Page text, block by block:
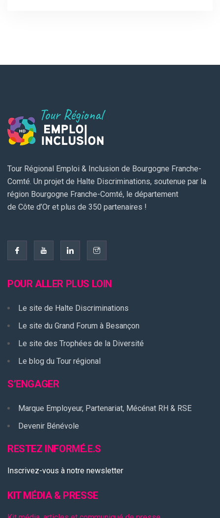
Tour Régional Emploi & Inclusion de Bourgogne Franche-
Comté. Un projet de Halte Discriminations, soutenue par la
région Bourgogne Franche-Comté, le département
de Côte d’Or et plus de 350 partenaires !
POUR ALLER PLUS LOIN
Le site de Halte Discriminations
Le site du Grand Forum à Besançon
Le site des Trophées de la Diversité
Le blog du Tour régional
S’ENGAGER
Marque Employeur, Partenariat, Mécénat RH & RSE
Devenir Bénévole
RESTEZ INFORMÉ.E.S
Inscrivez-vous à notre newsletter
KIT MÉDIA & PRESSE